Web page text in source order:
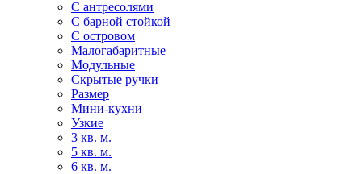
С антресолями
С барной стойкой
С островом
Малогабаритные
Модульные
Скрытые ручки
Размер
Мини-кухни
Узкие
3 кв. м.
5 кв. м.
6 кв. м.